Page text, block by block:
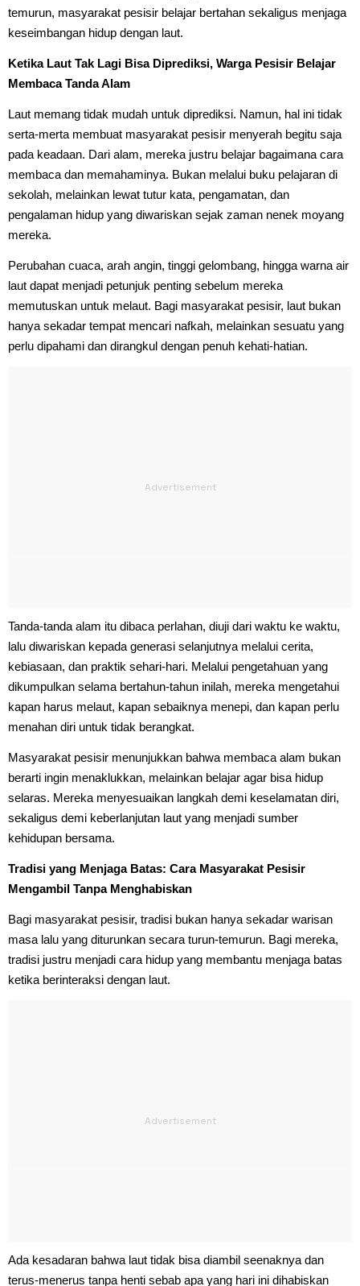
temurun, masyarakat pesisir belajar bertahan sekaligus menjaga
keseimbangan hidup dengan laut.
Ketika Laut Tak Lagi Bisa Diprediksi, Warga Pesisir Belajar
Membaca Tanda Alam
Laut memang tidak mudah untuk diprediksi. Namun, hal ini tidak
serta-merta membuat masyarakat pesisir menyerah begitu saja
pada keadaan. Dari alam, mereka justru belajar bagaimana cara
membaca dan memahaminya. Bukan melalui buku pelajaran di
sekolah, melainkan lewat tutur kata, pengamatan, dan
pengalaman hidup yang diwariskan sejak zaman nenek moyang
mereka.
Perubahan cuaca, arah angin, tinggi gelombang, hingga warna air
laut dapat menjadi petunjuk penting sebelum mereka
memutuskan untuk melaut. Bagi masyarakat pesisir, laut bukan
hanya sekadar tempat mencari nafkah, melainkan sesuatu yang
perlu dipahami dan dirangkul dengan penuh kehati-hatian.
Tanda-tanda alam itu dibaca perlahan, diuji dari waktu ke waktu,
lalu diwariskan kepada generasi selanjutnya melalui cerita,
kebiasaan, dan praktik sehari-hari. Melalui pengetahuan yang
dikumpulkan selama bertahun-tahun inilah, mereka mengetahui
kapan harus melaut, kapan sebaiknya menepi, dan kapan perlu
menahan diri untuk tidak berangkat.
Masyarakat pesisir menunjukkan bahwa membaca alam bukan
berarti ingin menaklukkan, melainkan belajar agar bisa hidup
selaras. Mereka menyesuaikan langkah demi keselamatan diri,
sekaligus demi keberlanjutan laut yang menjadi sumber
kehidupan bersama.
Tradisi yang Menjaga Batas: Cara Masyarakat Pesisir
Mengambil Tanpa Menghabiskan
Bagi masyarakat pesisir, tradisi bukan hanya sekadar warisan
masa lalu yang diturunkan secara turun-temurun. Bagi mereka,
tradisi justru menjadi cara hidup yang membantu menjaga batas
ketika berinteraksi dengan laut.
Ada kesadaran bahwa laut tidak bisa diambil seenaknya dan
terus-menerus tanpa henti sebab apa yang hari ini dihabiskan